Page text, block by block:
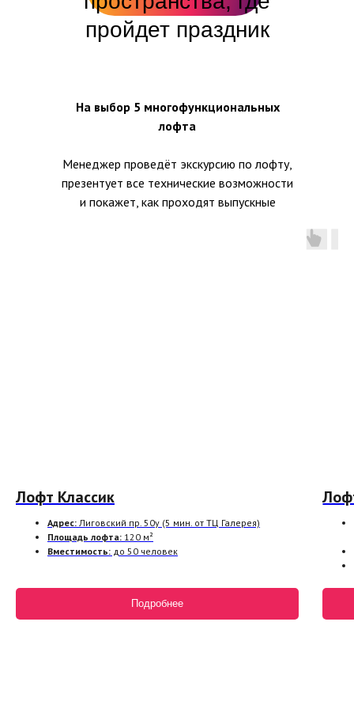
пройдет праздник
На выбор 5 многофункциональных
лофта
Менеджер проведёт экскурсию по лофту,
презентует все технические возможности
и покажет, как проходят выпускные
Лофт Классик
Адрес: Лиговский пр. 50у (5 мин. от ТЦ Галерея)
Площадь лофта: 120 м²
Вместимость: до 50 человек
Подробнее